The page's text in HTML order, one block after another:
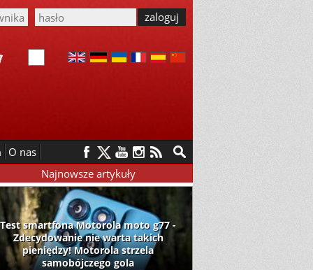
O nas
Najnowsze artykuły
Test smartfona Motorola moto g77 -
Zdecydowanie nie warta takich
pieniędzy! Motorola strzela
samobójczego gola